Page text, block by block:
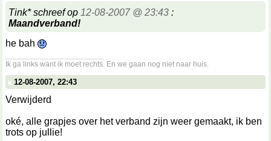
Tink* schreef op 12-08-2007 @ 23:43 :
Maandverband!
he bah
Ik ga links want ik moet rechts. En we gaan nog niet naar huis.
12-08-2007, 22:43
Verwijderd
oké, alle grapjes over het verband zijn weer gemaakt, ik ben
trots op jullie!